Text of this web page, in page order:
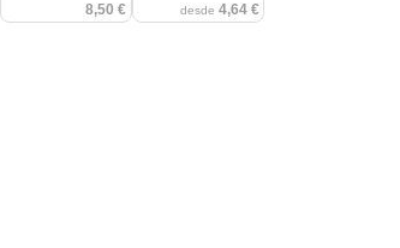
8,50 € desde 4,64 €